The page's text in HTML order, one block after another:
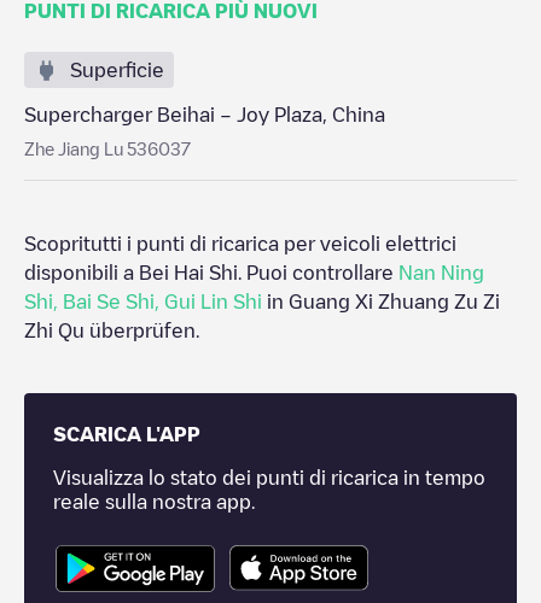
PUNTI DI RICARICA PIÙ NUOVI
Superficie
Supercharger Beihai – Joy Plaza, China
Zhe Jiang Lu 536037
Scopritutti i punti di ricarica per veicoli elettrici
disponibili a Bei Hai Shi . Puoi controllare Nan Ning
Shi
Bai Se Shi Gui Lin Shi in Guang Xi Zhuang Zu Zi
Zhi Qu überprüfen.
SCARICA L'APP
Visualizza lo stato dei punti di ricarica in tempo
reale sulla nostra app.